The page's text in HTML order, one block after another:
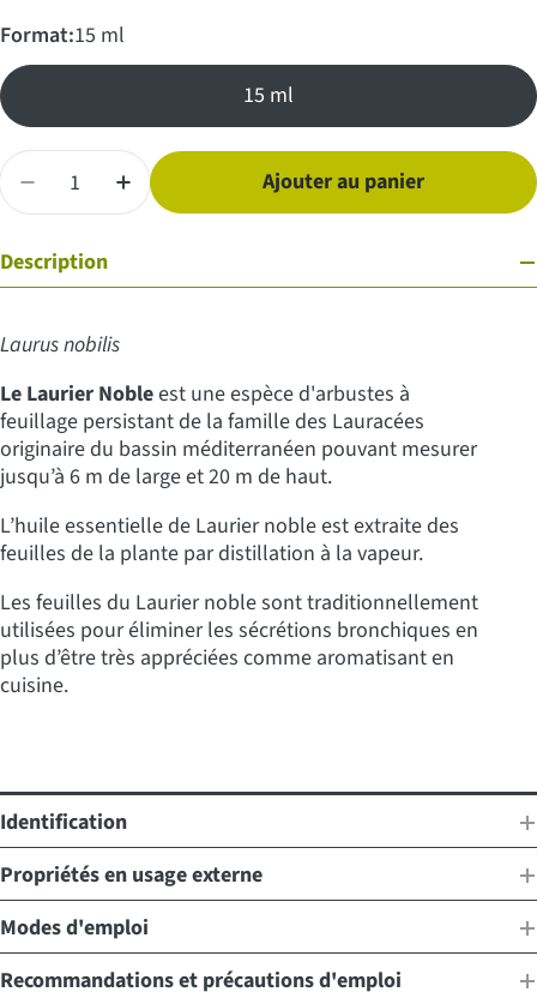
Format:15 ml
15 ml
Quantité
Diminuer la quantité pour Huile essentielle de Laurier
Augmenter la quantité pour Huile
Ajouter au panier
Description
Laurus nobilis
Le Laurier Nobleest une espèce d'arbustes à
feuillage persistant de la famille des Lauracées
originaire du bassin méditerranéen pouvant mesurer
jusqu’à 6 m de large et 20 m de haut.
L’huile essentielle de Laurier noble est extraite des
feuilles de la plante par distillation à la vapeur.
Les feuilles du Laurier noble sont traditionnellement
utilisées pour éliminer les sécrétions bronchiques en
plus d’être très appréciées comme aromatisant en
cuisine.
Identification
Propriétés en usage externe
Modes d'emploi
Recommandations et précautions d'emploi